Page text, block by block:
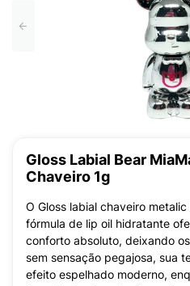
Gloss Labial Bear
Chaveiro 1g
O Gloss labial chaveiro
fórmula de lip oil hidratante
conforto absoluto, deixando
sem sensação pegajosa, sua
efeito espelhado moderno,